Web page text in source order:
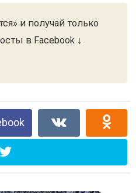
и получай только
в Facebook ↓